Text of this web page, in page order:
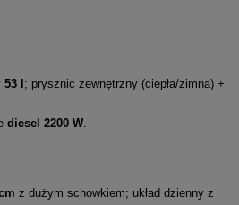
53 l; prysznic zewnętrzny (ciepła/zimna) +
diesel 2200 W
z dużym schowkiem; układ dzienny z